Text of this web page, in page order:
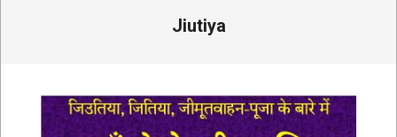
Jiutiya